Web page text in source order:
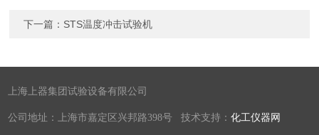
下一篇： STS温度冲击试验机
上海上器集团试验设备有限公司
公司地址：上海市嘉定区兴邦路398号 技术支持：化工仪器网